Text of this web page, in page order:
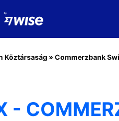
Köztársaság » Commerzbank
-